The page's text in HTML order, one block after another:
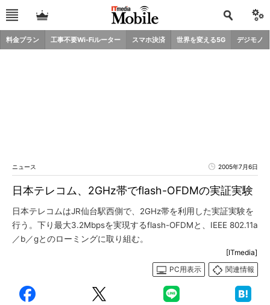
料金プラン 工事不要Wi-Fiルーター スマホ決済 世界を変える5G デジモノ
ニュース 2005年7月6日
日本テレコム、2GHz帯でflash-OFDMの実証実験
日本テレコムはJR仙台駅西側で、2GHz帯を利用した実証実験を
行う。下り最大3.2Mbpsを実現するflash-OFDMと、IEEE 802.11a
／b／gとのローミングに取り組む。
[ITmedia]
PC用表示
関連情報